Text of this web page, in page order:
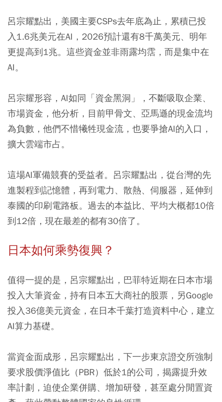
呂宗耀點出，美國主要CSPs去年底為止，累積已投
入1.6兆美元在AI，2026預計還有8千萬美元、明年
更提高到1兆。這些資金並非雨露均霑，而是集中在
AI。
呂宗耀形容，AI如同「資金黑洞」，不斷吸取企業、
市場資金，他分析，目前甲骨文、亞馬遜的現金流均
為負數，他們不惜犧牲現金流，也要爭搶AI的入口，
擴大雲端市占。
這場AI軍備競賽的受益者。呂宗耀點出，從台灣的先
進製程到記憶體，再到電力、散熱、伺服器，延伸到
泰國的印刷電路板。過去的本益比、平均大概都10倍
到12倍，現在最差的都有30倍了。
日本如何乘勢復興？
值得一提的是，呂宗耀點出，巴菲特近期在日本市場
投入大筆資金，持有日本五大商社的股票，另Google
投入36億美元資金，在日本千葉打造資料中心，建立
AI算力基礎。
當資金面成形，呂宗耀點出，下一步東京證交所強制
要求股價淨值比（PBR）低於1的公司，揭露提升效
率計劃，迫使企業併購、增加研發，甚至處分閒置資